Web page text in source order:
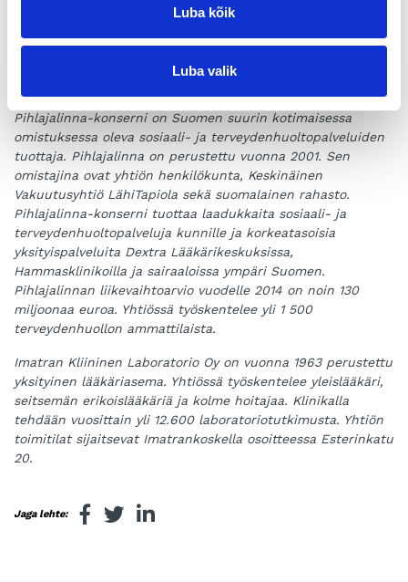
Luba kõik
Luba valik
varatoimitusjohtaja Pihlajalinna Oy, toimitusjohtaja Dextra Oy,
leena.niemisto@dextra.fi
Pihlajalinna-konserni on Suomen suurin kotimaisessa
omistuksessa oleva sosiaali- ja terveydenhuoltopalveluiden
tuottaja. Pihlajalinna on perustettu vuonna 2001. Sen
omistajina ovat yhtiön henkilökunta, Keskinäinen
Vakuutusyhtiö LähiTapiola sekä suomalainen rahasto.
Pihlajalinna-konserni tuottaa laadukkaita sosiaali- ja
terveydenhuoltopalveluja kunnille ja korkeatasoisia
yksityispalveluita Dextra Lääkärikeskuksissa,
Hammasklinikoilla ja sairaaloissa ympäri Suomen.
Pihlajalinnan liikevaihtoarvio vuodelle 2014 on noin 130
miljoonaa euroa. Yhtiössä työskentelee yli 1 500
terveydenhuollon ammattilaista.
Imatran Kliininen Laboratorio Oy on vuonna 1963 perustettu
yksityinen lääkäriasema. Yhtiössä työskentelee yleislääkäri,
seitsemän erikoislääkäriä ja kolme hoitajaa. Klinikalla
tehdään vuosittain yli 12.600 laboratoriotutkimusta. Yhtiön
toimitilat sijaitsevat Imatrankoskella osoitteessa Esterinkatu
20.
Jaga lehte: